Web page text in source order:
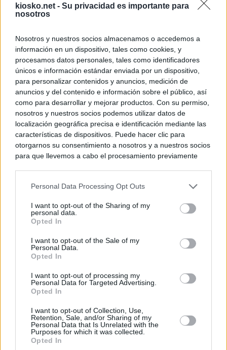
kiosko.net - Su privacidad es importante para
nosotros
Nosotros y nuestros socios almacenamos o accedemos a
información en un dispositivo, tales como cookies, y
procesamos datos personales, tales como identificadores
únicos e información estándar enviada por un dispositivo,
para personalizar contenidos y anuncios, medición de
anuncios y del contenido e información sobre el público, así
como para desarrollar y mejorar productos. Con su permiso,
nosotros y nuestros socios podemos utilizar datos de
localización geográfica precisa e identificación mediante las
características de dispositivos. Puede hacer clic para
otorgarnos su consentimiento a nosotros y a nuestros socios
para que llevemos a cabo el procesamiento previamente
negar su consentimiento. Tenga en cuenta que algún
de su consentimiento, pero usted tiene el derecho de
rechazar tal procesamiento. Sus preferencias se aplicarán
cualquier momento entrando de nuevo en este sitio web o
visitando nuestra política de privacidad.
Personal Data Processing Opt Outs
I want to opt-out of the Sharing of my
personal data.
Opted In
I want to opt-out of the Sale of my
Personal Data.
Opted In
I want to opt-out of processing my
Personal Data for Targeted Advertising.
Opted In
I want to opt-out of Collection, Use,
Retention, Sale, and/or Sharing of my
Personal Data that Is Unrelated with the
Purposes for which it was collected.
Opted In